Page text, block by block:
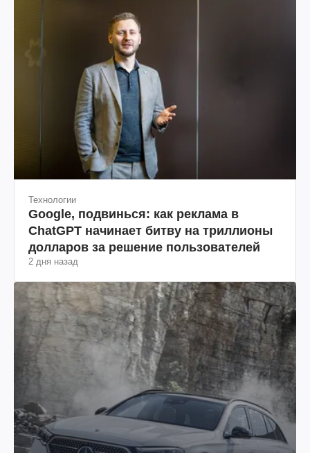
Технологии
Google, подвинься: как реклама в
ChatGPT начинает битву на триллионы
долларов за решение пользователей
2 дня назад